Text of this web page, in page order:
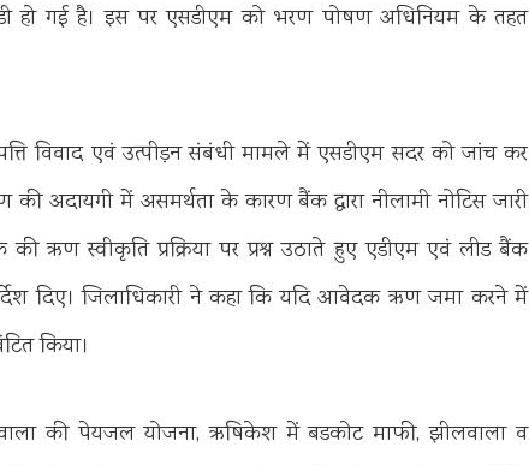
हो गई है। इस पर एसडीएम को भरण पोषण अधिनियम के तहत
विवाद एवं उत्पीड़न संबंधी मामले में एसडीएम सदर को जांच कर
अदायगी में असमर्थता के कारण बैंक द्वारा नीलामी नोटिस जारी
ऋण स्वीकृति प्रक्रिया पर प्रश्न उठाते हुए एडीएम एवं लीड बैंक
दिए। जिलाधिकारी ने कहा कि यदि आवेदक ऋण जमा करने में
किया।
की पेयजल योजना, ऋषिकेश में बडकोट माफी, झीलवाला व